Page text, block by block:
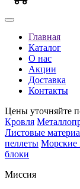
Главная
Каталог
О нас
Акции
Доставка
Контакты
Цены уточняйте
Кровля
Листовые
пеллеты Морские
блоки
Миссия